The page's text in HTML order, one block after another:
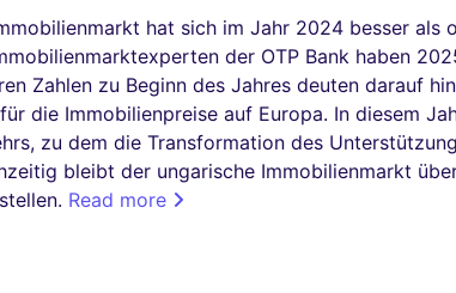
hat sich im Jahr 2024 besser
der OTP Bank haben
Zahlen zu Beginn des Jahres deuten darauf
die Immobilienpreise auf Europa. In diesem
zu dem die Transformation des
bleibt der ungarische Immobilienmarkt
Read more